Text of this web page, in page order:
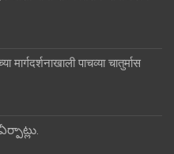
मार्गदर्शनाखाली पाचव्या चातुर्मास